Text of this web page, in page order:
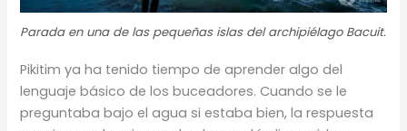
Parada en una de las pequeñas islas del archipiélago Bacuit.
Pikitim ya ha tenido tiempo de aprender algo del
lenguaje básico de los buceadores. Cuando se le
preguntaba bajo el agua si estaba bien, la respuesta